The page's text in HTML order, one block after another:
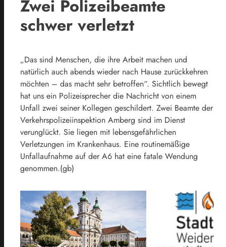
Zwei Polizeibeamte
schwer verletzt
„Das sind Menschen, die ihre Arbeit machen und
natürlich auch abends wieder nach Hause zurückkehren
möchten – das macht sehr betroffen“. Sichtlich bewegt
hat uns ein Polizeisprecher die Nachricht von einem
Unfall zwei seiner Kollegen geschildert. Zwei Beamte der
Verkehrspolizeiinspektion Amberg sind im Dienst
verunglückt. Sie liegen mit lebensgefährlichen
Verletzungen im Krankenhaus. Eine routinemäßige
Unfallaufnahme auf der A6 hat eine fatale Wendung
genommen.(gb)